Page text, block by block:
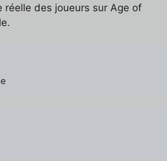
réelle des joueurs sur Age of